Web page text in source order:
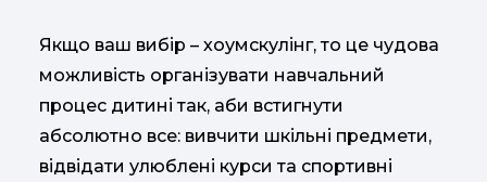
Якщо ваш вибір – хоумскулінг, то це чудова
можливість організувати навчальний
процес дитині так, аби встигнути
абсолютно все: вивчити шкільні предмети,
відвідати улюблені курси та спортивні